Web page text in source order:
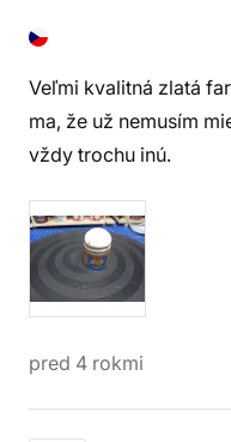
Veľmi kvalitná zlatá
ma, že už nemusím
vždy trochu inú.
pred 4 rokmi